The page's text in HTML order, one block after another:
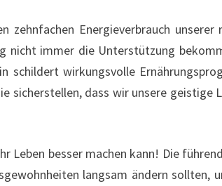
zehnfachen Energieverbrauch
nicht immer die Unterstützung
schildert wirkungsvolle
sicherstellen, dass wir unsere
Leben besser machen kann! Die
langsam ändern sollten,